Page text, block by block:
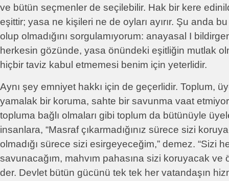
ve bütün seçmenler de seçilebilir. Hak bir kere
eşittir; yasa ne kişileri ne de oyları ayırır. Şu anda
olup olmadığını sorgulamıyorum: anayasal I
herkesin gözünde, yasa önündeki eşitliğin mutlak
hiçbir taviz kabul etmemesi benim için yeterlidir.
Aynı şey emniyet hakkı için de geçerlidir. Toplum,
yamalak bir koruma, sahte bir savunma vaat
topluma bağlı olmaları gibi toplum da bütünüyle
insanlara, “Masraf çıkarmadığınız sürece sizi
olmadığı sürece sizi esirgeyeceğim,” demez. “Sizi
savunacağım, mahvım pahasına sizi koruyacak ve
der. Devlet bütün gücünü tek tek her vatandaşın